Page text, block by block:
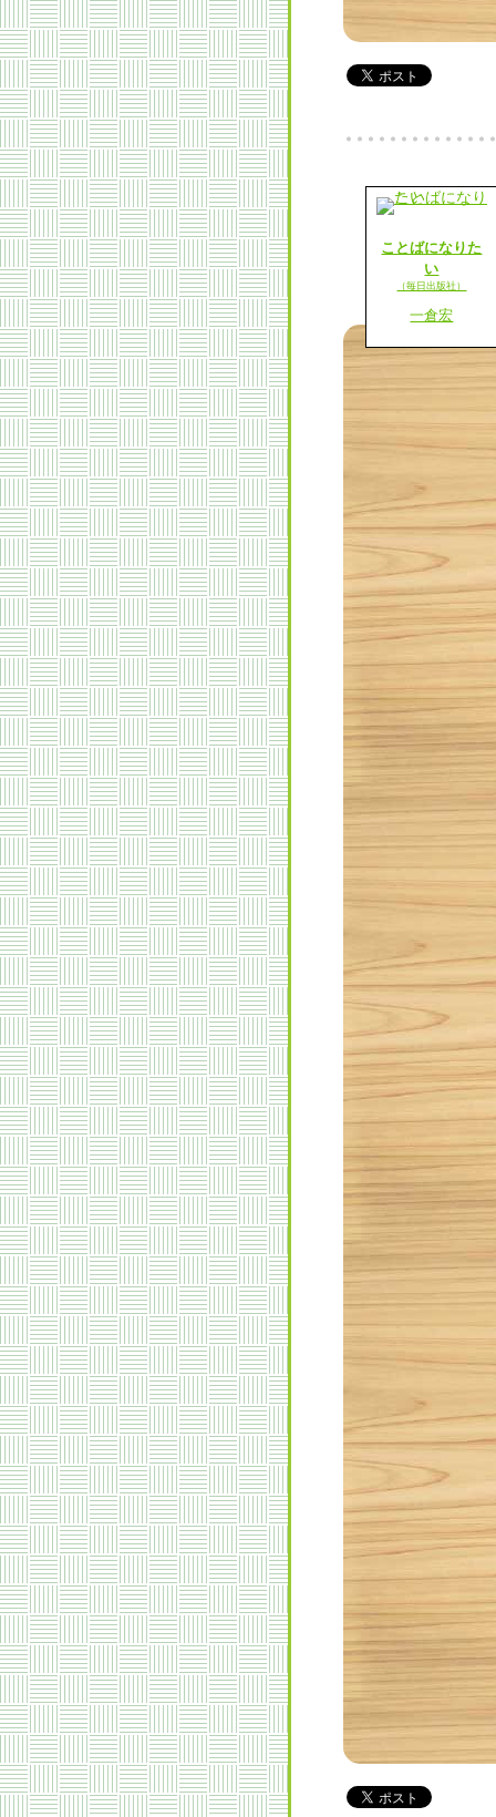
ことばになりた
い
（毎日出版社）
一倉宏